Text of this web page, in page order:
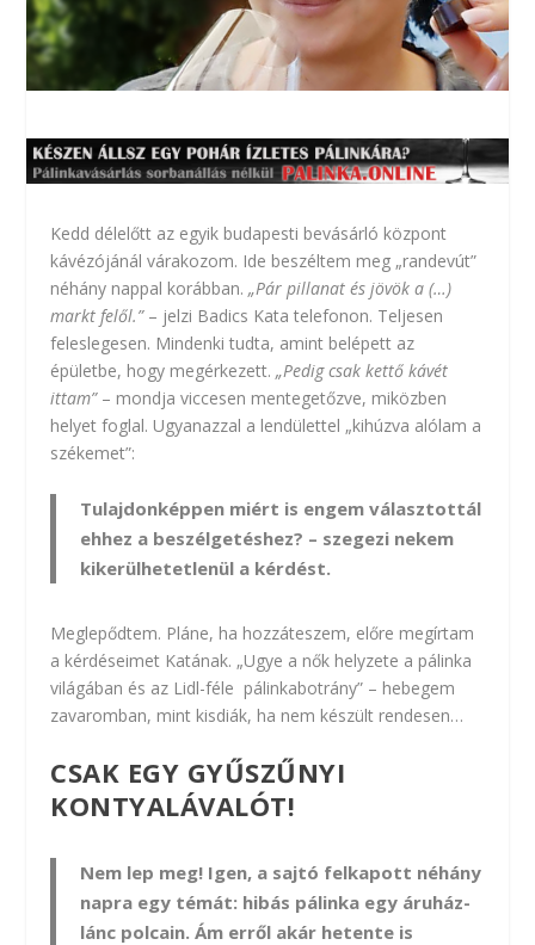
Kedd délelőtt az egyik budapesti bevásárló központ
kávézójánál várakozom. Ide beszéltem meg „randevút”
néhány nappal korábban.„Pár pillanat és jövök a (…)
markt felől.”– jelzi Badics Kata telefonon. Teljesen
feleslegesen. Mindenki tudta, amint belépett az
épületbe, hogy megérkezett.„Pedig csak kettő kávét
ittam”– mondja viccesen mentegetőzve, miközben
helyet foglal. Ugyanazzal a lendülettel „kihúzva alólam a
székemet”:
Tulajdonképpen miért is engem választottál
ehhez a beszélgetéshez? – szegezi nekem
kikerülhetetlenül a kérdést.
Meglepődtem. Pláne, ha hozzáteszem, előre megírtam
a kérdéseimet Katának. „Ugye a nők helyzete a pálinka
világában és az Lidl-féle pálinkabotrány” – hebegem
zavaromban, mint kisdiák, ha nem készült rendesen…
CSAK EGY GYŰSZŰNYI
KONTYALÁVALÓT!
Nem lep meg! Igen, a sajtó felkapott néhány
napra egy témát: hibás pálinka egy áruház-
lánc polcain. Ám erről akár hetente is